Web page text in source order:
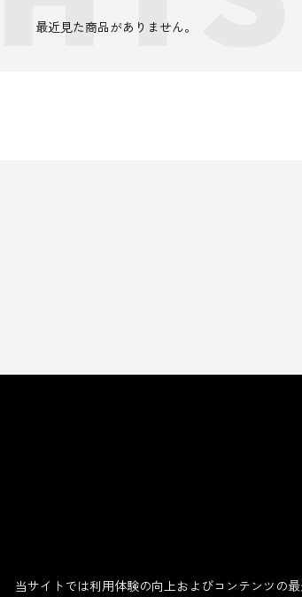
最近見た商品がありません。
当サイトでは利用体験の向上およびコンテンツの